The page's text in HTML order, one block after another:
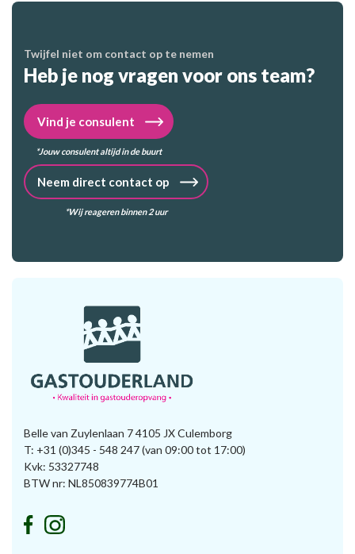
Twijfel niet om contact op te nemen
Heb je nog vragen voor ons team?
Vind je consulent
*Jouw consulent altijd in de buurt
Neem direct contact op
*Wij reageren binnen 2 uur
Belle van Zuylenlaan 7 4105 JX Culemborg
T: +31 (0)345 - 548 247(van 09:00 tot 17:00)
Kvk: 53327748
BTW nr: NL850839774B01